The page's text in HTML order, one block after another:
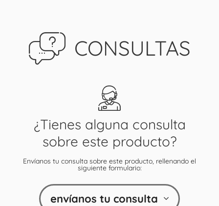
CONSULTAS
¿Tienes alguna consulta
sobre este producto?
Envíanos tu consulta sobre este producto, rellenando el
siguiente formulario:
envíanos tu consulta